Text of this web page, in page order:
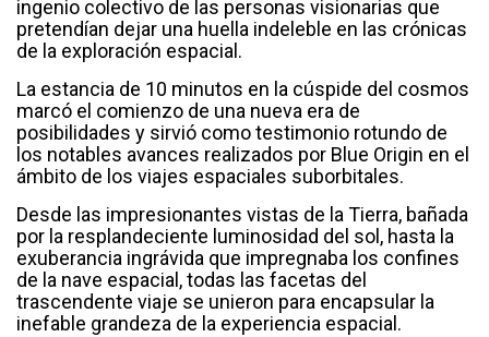
ingenio colectivo de las personas visionarias que
pretendían dejar una huella indeleble en las crónicas
de la exploración espacial.
La estancia de 10 minutos en la cúspide del cosmos
marcó el comienzo de una nueva era de
posibilidades y sirvió como testimonio rotundo de
los notables avances realizados por Blue Origin en el
ámbito de los viajes espaciales suborbitales.
Desde las impresionantes vistas de la Tierra, bañada
por la resplandeciente luminosidad del sol, hasta la
exuberancia ingrávida que impregnaba los confines
de la nave espacial, todas las facetas del
trascendente viaje se unieron para encapsular la
inefable grandeza de la experiencia espacial.